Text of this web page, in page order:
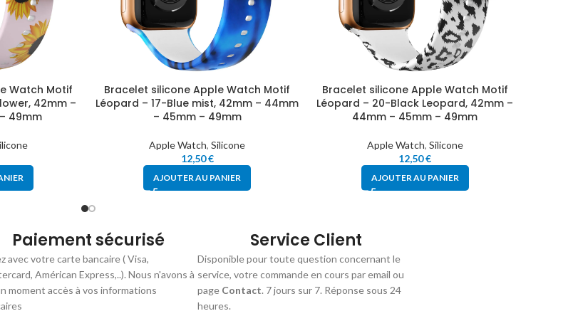
Watch Motif
42mm –
49mm
Bracelet silicone Apple Watch Motif
Léopard – 17-Blue mist, 42mm – 44mm
– 45mm – 49mm
Apple Watch,Silicone
12,50€
AJOUTER AU PANIER
Bracelet silicone Apple Watch Motif
Léopard – 20-Black Leopard, 42mm –
44mm – 45mm – 49mm
Apple Watch, Silicone
12,50€
AJOUTER AU PANIER
Paiement sécurisé
avec votre carte bancaire ( Visa,
Américan Express,..). Nous n'avons à
moment accès à vos informations
Service Client
Disponible pour toute question concernant le
service, votre commande en cours par email ou
page Contact. 7 jours sur 7. Réponse sous 24
heures.